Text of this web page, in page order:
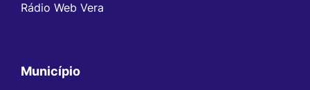
Rádio Web Vera
Município